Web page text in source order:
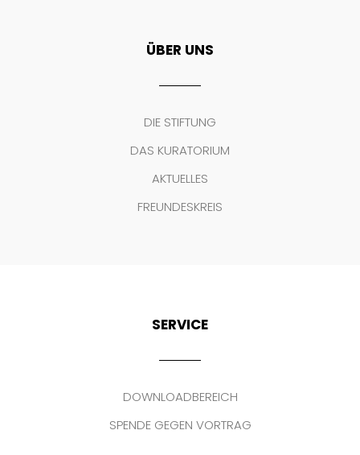
ÜBER UNS
DIE STIFTUNG
DAS KURATORIUM
AKTUELLES
FREUNDESKREIS
SERVICE
DOWNLOADBEREICH
SPENDE GEGEN VORTRAG